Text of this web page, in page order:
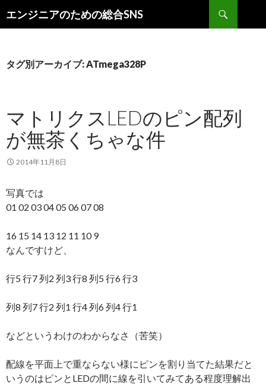
エンジニアのための総合SNS
タグ別アーカイブ: ATmega328P
マトリクスLEDのピン配列
が無茶くちゃな件
2014年11月8日
写真では
01 02 03 04 05 06 07 08
16 15 14 13 12 11 10 9
なんですけど、
行5 行7 列2 列3 行8 列5 行6 行3
列8 列7 行2 列1 行4 列6 列4 行1
などというわけのわからなさ（苦笑）
配線を平面上で重ならない様にピンを割り当てた結果だと
いうのはピンとLEDの間に線を引いてみてある程度理解出